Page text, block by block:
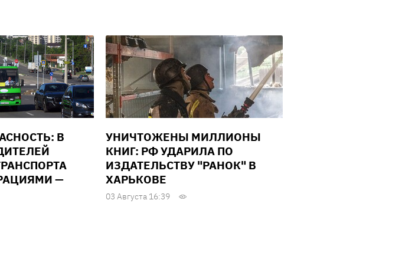
В
—
УНИЧТОЖЕНЫ МИЛЛИОНЫ
КНИГ: РФ УДАРИЛА ПО
ИЗДАТЕЛЬСТВУ "РАНОК" В
ХАРЬКОВЕ
03 Августа 16:39